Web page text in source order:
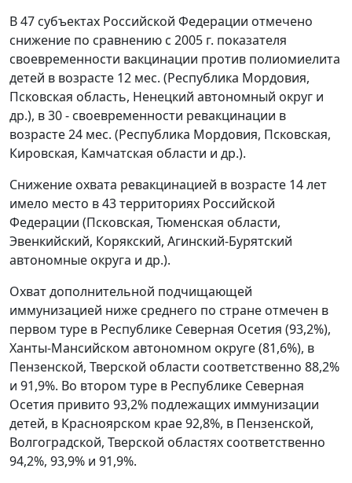
В 47 субъектах Российской Федерации отмечено
снижение по сравнению с 2005 г. показателя
своевременности вакцинации против полиомиелита
детей в возрасте 12 мес. (Республика Мордовия,
Псковская область, Ненецкий автономный округ и
др.), в 30 - своевременности ревакцинации в
возрасте 24 мес. (Республика Мордовия, Псковская,
Кировская, Камчатская области и др.).
Снижение охвата ревакцинацией в возрасте 14 лет
имело место в 43 территориях Российской
Федерации (Псковская, Тюменская области,
Эвенкийский, Корякский, Агинский-Бурятский
автономные округа и др.).
Охват дополнительной подчищающей
иммунизацией ниже среднего по стране отмечен в
первом туре в Республике Северная Осетия (93,2%),
Ханты-Мансийском автономном округе (81,6%), в
Пензенской, Тверской области соответственно 88,2%
и 91,9%. Во втором туре в Республике Северная
Осетия привито 93,2% подлежащих иммунизации
детей, в Красноярском крае 92,8%, в Пензенской,
Волгоградской, Тверской областях соответственно
94,2%, 93,9% и 91,9%.